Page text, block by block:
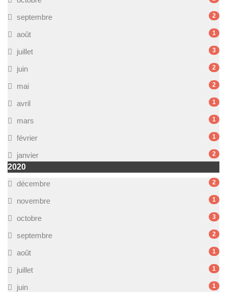
septembre 2
août 1
juillet 3
juin 2
mai 2
avril 1
mars 1
février 1
janvier 2
2020
décembre
2
novembre 1
octobre 3
septembre 2
août 1
juillet 1
juin 1